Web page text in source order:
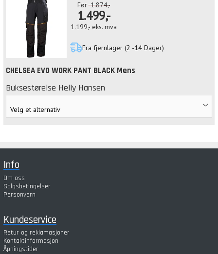
Før 1.874,-
1.499,-
1.199,- eks. mva
Fra fjernlager (2 -14 Dager)
CHELSEA EVO WORK PANT BLACK Mens
Buksestørelse Helly Hansen
Info
Om oss
Salgsbetingelser
Personvern
Kundeservice
Retur og reklamasjoner
Kontaktinformasjon
Åpningstider